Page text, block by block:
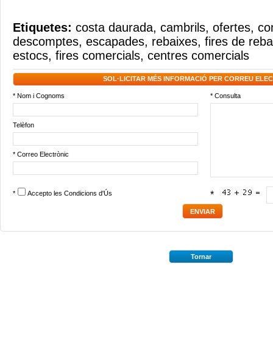
Etiquetes: costa daurada, cambrils, ofertes,
descomptes, escapades, rebaixes, fires de
estocs, fires comercials, centres comercials
SOL·LICITAR MÉS INFORMACIÓ PER CORREU
* Nom i Cognoms * Consulta
Telèfon
* Correo Electrònic
* Accepto les Condicions d'Ús *
Tornar